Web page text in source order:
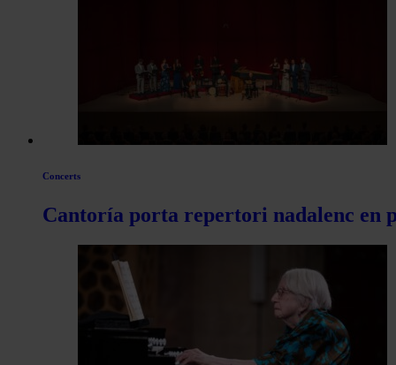
Concerts
Cantoría porta repertori nadalenc en